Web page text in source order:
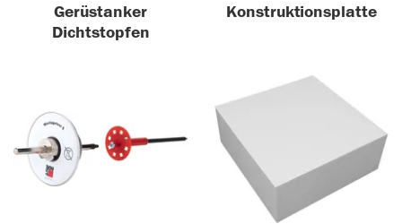
Gerüstanker
Dichtstopfen
Konstruktionsplatte